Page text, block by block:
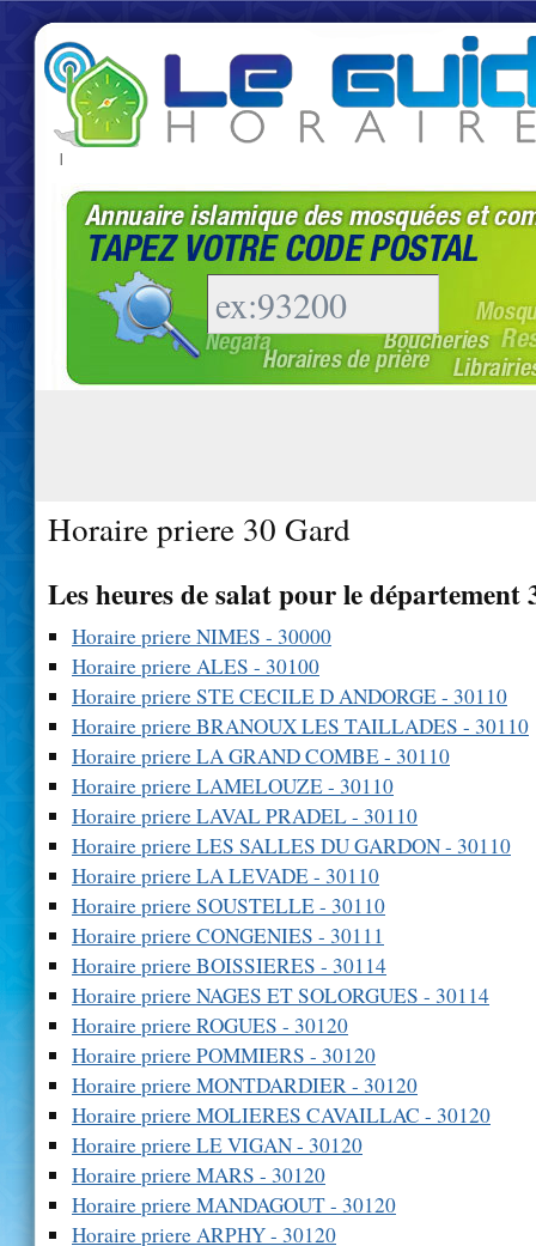
|
Horaire priere 30 Gard
Les heures de salat pour le département
Horaire priere NIMES - 30000
Horaire priere ALES - 30100
Horaire priere STE CECILE D ANDORGE - 30110
Horaire priere BRANOUX LES TAILLADES - 30110
Horaire priere LA GRAND COMBE - 30110
Horaire priere LAMELOUZE - 30110
Horaire priere LAVAL PRADEL - 30110
Horaire priere LES SALLES DU GARDON - 30110
Horaire priere LA LEVADE - 30110
Horaire priere SOUSTELLE - 30110
Horaire priere CONGENIES - 30111
Horaire priere BOISSIERES - 30114
Horaire priere NAGES ET SOLORGUES - 30114
Horaire priere ROGUES - 30120
Horaire priere POMMIERS - 30120
Horaire priere MONTDARDIER - 30120
Horaire priere MOLIERES CAVAILLAC - 30120
Horaire priere LE VIGAN - 30120
Horaire priere MARS - 30120
Horaire priere MANDAGOUT - 30120
Horaire priere ARPHY - 30120